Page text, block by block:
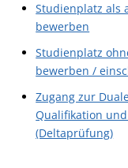
Studienplatz als
bewerben
Studienplatz
bewerben /
Zugang zur
Qualifikation
(Deltaprüfung)